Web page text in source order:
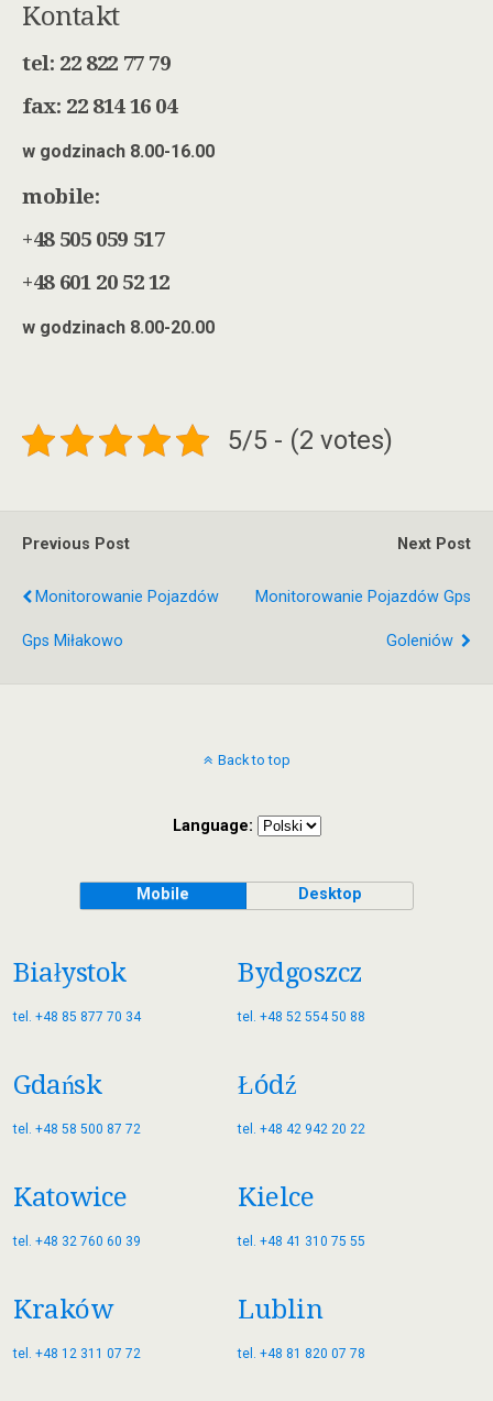
Kontakt
tel: 22 822 77 79
fax: 22 814 16 04
w godzinach 8.00-16.00
mobile:
+48 505 059 517
+48 601 20 52 12
w godzinach 8.00-20.00
5/5 - (2 votes)
Previous Post
Monitorowanie Pojazdów
Gps Miłakowo
Next Post
Monitorowanie Pojazdów Gps
Goleniów
Back to top
Language:
Mobile Desktop
Białystok
tel. +48 85 877 70 34
Bydgoszcz
tel. +48 52 554 50 88
Gdańsk
tel. +48 58 500 87 72
Łódź
tel. +48 42 942 20 22
Katowice
tel. +48 32 760 60 39
Kielce
tel. +48 41 310 75 55
Kraków
tel. +48 12 311 07 72
Lublin
tel. +48 81 820 07 78